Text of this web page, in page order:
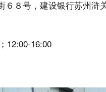
８号，建设银行苏州浒
12:00-16:00